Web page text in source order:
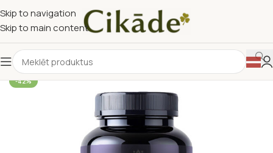
Skip to navigation
Skip to main content
-42%